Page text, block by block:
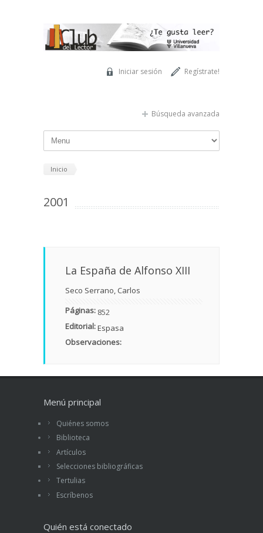
Regístrate!
Iniciar sesión
Búsqueda avanzada
Inicio
2001
La España de Alfonso XIII
Seco Serrano, Carlos
Páginas: 852
Editorial:Espasa
Observaciones:
Menú principal
Quiénes somos
Biblioteca
Artículos
Selecciones bibliográficas
Tertulias
Escríbenos
Quién está conectado